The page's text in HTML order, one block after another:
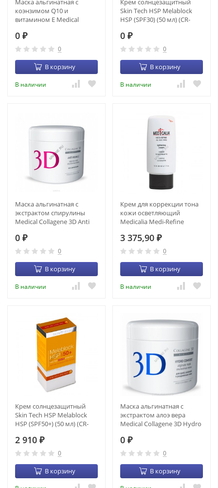
Маска альгинатная с
коэнзимом Q10 и
витамином Е Medical
0 ₽
0
В корзину
В наличии
Крем солнцезащитный
Skin Tech HSP Melablock
HSP (SPF30) (50 мл) (CR-
0 ₽
0
В корзину
В наличии
Маска альгинатная с
экстрактом спирулины
Medical Collagene 3D Anti
0 ₽
0
В корзину
В наличии
Крем для коррекции тона
кожи осветляющий
Medicalia Medi-Refine
3 375,90 ₽
0
В корзину
В наличии
Крем солнцезащитный
Skin Tech HSP Melablock
HSP (SPF50+) (50 мл) (CR-
2 910 ₽
0
В корзину
Маска альгинатная с
экстрактом алоэ вера
Medical Collagene 3D Hydro
0 ₽
0
В корзину